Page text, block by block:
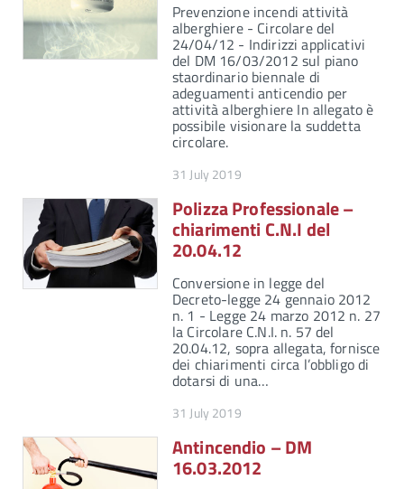
Prevenzione incendi attività
alberghiere - Circolare del
24/04/12 - Indirizzi applicativi
del DM 16/03/2012 sul piano
staordinario biennale di
adeguamenti anticendio per
attività alberghiere In allegato è
possibile visionare la suddetta
circolare.
31 July 2019
Polizza Professionale –
chiarimenti C.N.I del
20.04.12
Conversione in legge del
Decreto-legge 24 gennaio 2012
n. 1 - Legge 24 marzo 2012 n. 27
la Circolare C.N.I. n. 57 del
20.04.12, sopra allegata, fornisce
dei chiarimenti circa l’obbligo di
dotarsi di una…
31 July 2019
Antincendio – DM
16.03.2012